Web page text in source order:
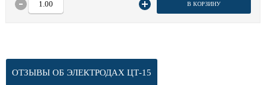
В КОРЗИНУ
ОТЗЫВЫ ОБ ЭЛЕКТРОДАХ ЦТ-15